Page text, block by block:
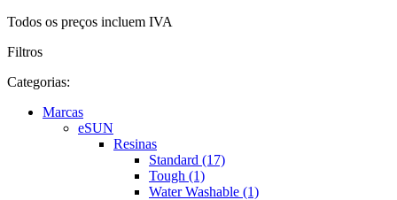
Todos os preços incluem IVA
Filtros
Categorias:
Marcas
eSUN
Resinas
Standard (17)
Tough (1)
Water Washable (1)